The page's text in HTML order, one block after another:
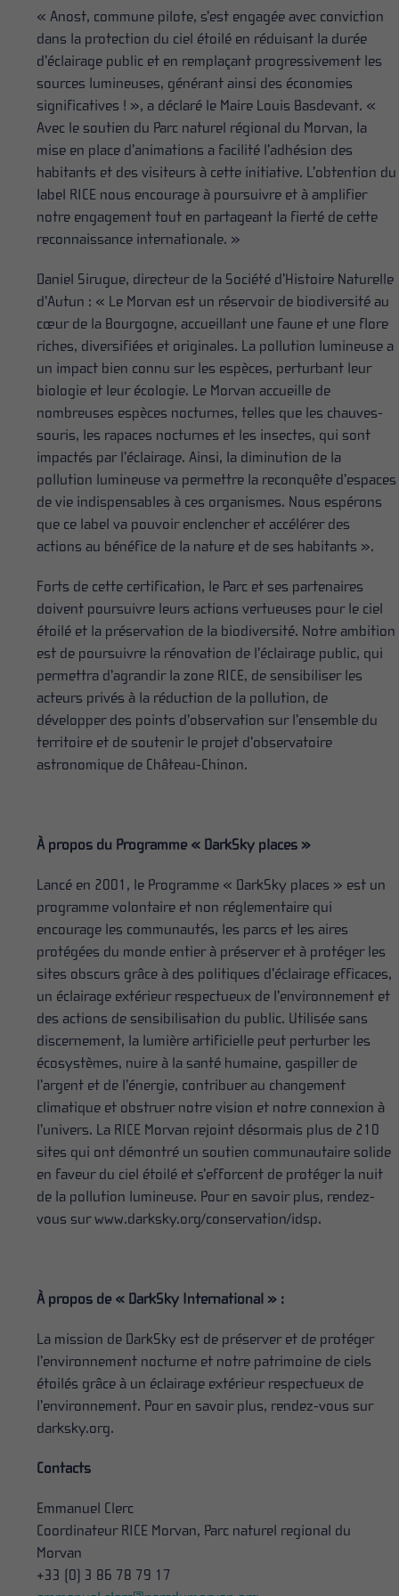
« Anost, commune pilote, s’est engagée avec conviction
dans la protection du ciel étoilé en réduisant la durée
d’éclairage public et en remplaçant progressivement les
sources lumineuses, générant ainsi des économies
significatives ! », a déclaré le Maire Louis Basdevant. «
Avec le soutien du Parc naturel régional du Morvan, la
mise en place d’animations a facilité l’adhésion des
habitants et des visiteurs à cette initiative. L’obtention du
label RICE nous encourage à poursuivre et à amplifier
notre engagement tout en partageant la fierté de cette
reconnaissance internationale. »
Daniel Sirugue, directeur de la Société d’Histoire Naturelle
d’Autun : « Le Morvan est un réservoir de biodiversité au
cœur de la Bourgogne, accueillant une faune et une flore
riches, diversifiées et originales. La pollution lumineuse a
un impact bien connu sur les espèces, perturbant leur
biologie et leur écologie. Le Morvan accueille de
nombreuses espèces nocturnes, telles que les chauves-
souris, les rapaces nocturnes et les insectes, qui sont
impactés par l’éclairage. Ainsi, la diminution de la
pollution lumineuse va permettre la reconquête d’espaces
de vie indispensables à ces organismes. Nous espérons
que ce label va pouvoir enclencher et accélérer des
actions au bénéfice de la nature et de ses habitants ».
Forts de cette certification, le Parc et ses partenaires
doivent poursuivre leurs actions vertueuses pour le ciel
étoilé et la préservation de la biodiversité. Notre ambition
est de poursuivre la rénovation de l’éclairage public, qui
permettra d’agrandir la zone RICE, de sensibiliser les
acteurs privés à la réduction de la pollution, de
développer des points d’observation sur l’ensemble du
territoire et de soutenir le projet d’observatoire
astronomique de Château-Chinon.
À propos du Programme « DarkSky places »
Lancé en 2001, le Programme « DarkSky places » est un
programme volontaire et non réglementaire qui
encourage les communautés, les parcs et les aires
protégées du monde entier à préserver et à protéger les
sites obscurs grâce à des politiques d’éclairage efficaces,
un éclairage extérieur respectueux de l’environnement et
des actions de sensibilisation du public. Utilisée sans
discernement, la lumière artificielle peut perturber les
écosystèmes, nuire à la santé humaine, gaspiller de
l’argent et de l’énergie, contribuer au changement
climatique et obstruer notre vision et notre connexion à
l’univers. La RICE Morvan rejoint désormais plus de 210
sites qui ont démontré un soutien communautaire solide
en faveur du ciel étoilé et s’efforcent de protéger la nuit
de la pollution lumineuse. Pour en savoir plus, rendez-
vous sur www.darksky.org/conservation/idsp.
À propos de « DarkSky International » :
La mission de DarkSky est de préserver et de protéger
l’environnement nocturne et notre patrimoine de ciels
étoilés grâce à un éclairage extérieur respectueux de
l’environnement. Pour en savoir plus, rendez-vous sur
darksky.org.
Contacts
Emmanuel Clerc
Coordinateur RICE Morvan, Parc naturel regional du
Morvan
+33 (0) 3 86 78 79 17‬